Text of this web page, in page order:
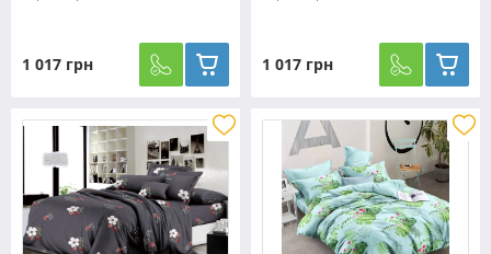
1 017 грн 1 017 грн